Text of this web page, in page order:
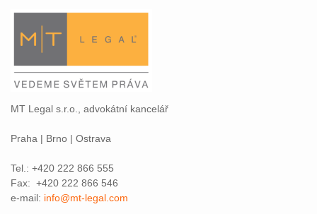
MT Legal s.r.o., advokátní kancelář
Praha | Brno | Ostrava
Tel.: +420 222 866 555
Fax: +420 222 866 546
e-mail: info@mt-legal.com